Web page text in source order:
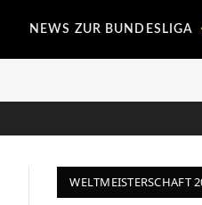
NEWS ZUR BUNDESLIGA
WELTMEISTERSCHAFT